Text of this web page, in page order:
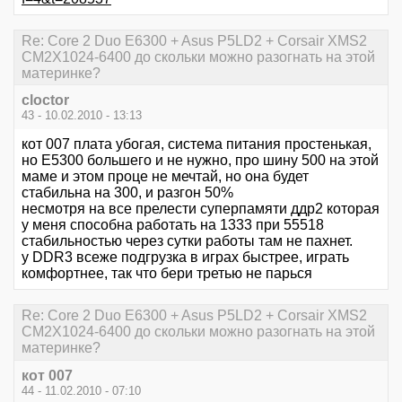
Re: Core 2 Duo E6300 + Asus P5LD2 + Corsair XMS2
CM2X1024-6400 до скольки можно разогнать на этой
материнке?
cloctor
43 - 10.02.2010 - 13:13
кот 007 плата убогая, система питания простенькая,
но Е5300 большего и не нужно, про шину 500 на этой
маме и этом проце не мечтай, но она будет
стабильна на 300, и разгон 50%
несмотря на все прелести суперпамяти ддр2 которая
у меня способна работать на 1333 при 55518
стабильностью через сутки работы там не пахнет.
у DDR3 всеже подгрузка в играх быстрее, играть
комфортнее, так что бери третью не парься
Re: Core 2 Duo E6300 + Asus P5LD2 + Corsair XMS2
CM2X1024-6400 до скольки можно разогнать на этой
материнке?
кот 007
44 - 11.02.2010 - 07:10